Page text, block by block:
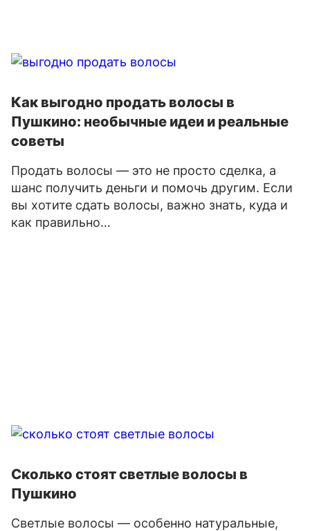
Как выгодно продать волосы в
Пушкино: необычные идеи и реальные
советы
Продать волосы — это не просто сделка, а
шанс получить деньги и помочь другим. Если
вы хотите сдать волосы, важно знать, куда и
как правильно…
Сколько стоят светлые волосы в
Пушкино
Светлые волосы — особенно натуральные,